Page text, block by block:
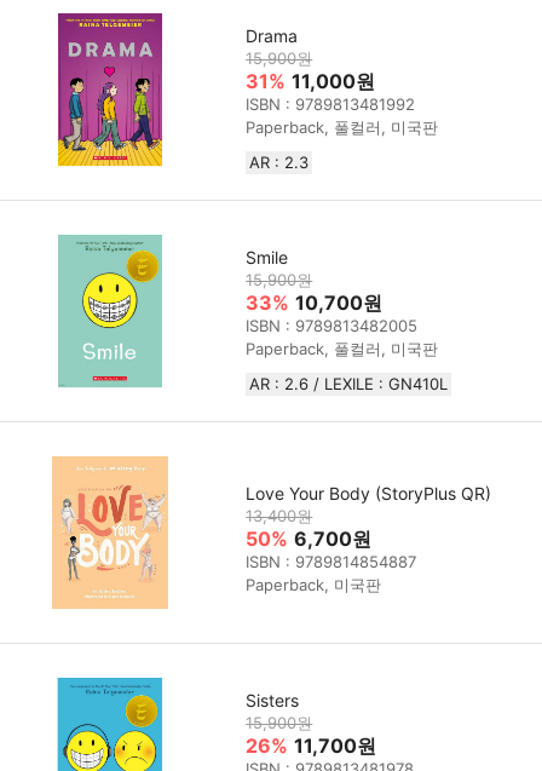
Drama
15,900원
31% 11,000원
ISBN : 9789813481992
Paperback, 풀컬러, 미국판
AR : 2.3
Smile
15,900원
33% 10,700원
ISBN : 9789813482005
Paperback, 풀컬러, 미국판
AR : 2.6 / LEXILE : GN410L
Love Your Body (StoryPlus QR)
13,400원
50% 6,700원
ISBN : 9789814854887
Paperback, 미국판
Sisters
15,900원
26% 11,700원